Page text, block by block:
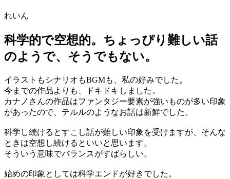
れいん
科学的で空想的。ちょっぴり難しい話
のようで、そうでもない。
イラストもシナリオもBGMも、私の好みでした。
今までの作品よりも、ドキドキしました。
カナノさんの作品はファンタジー要素が強いものが多い印象
があったので、テルルのようなお話は新鮮でした。
科学し続けるとすこし話が難しい印象を受けますが、そんな
ときは空想し続けるといいと思います。
そういう意味でバランスがすばらしい。
始めの印象としては科学エンドが好きでした。